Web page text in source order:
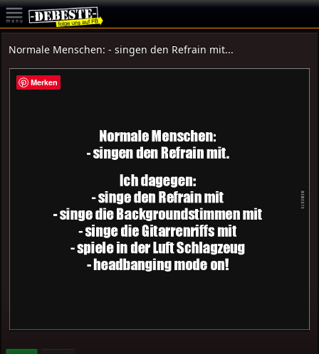
Normale Menschen: - singen den Refrain mit...
Merken